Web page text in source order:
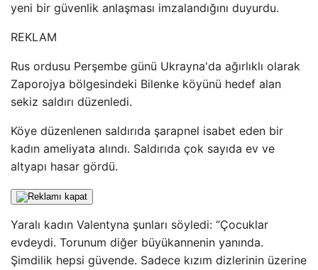
yeni bir güvenlik anlaşması imzalandığını duyurdu.
REKLAM
Rus ordusu Perşembe günü Ukrayna'da ağırlıklı olarak
Zaporojya bölgesindeki Bilenke köyünü hedef alan
sekiz saldırı düzenledi.
Köye düzenlenen saldırıda şarapnel isabet eden bir
kadın ameliyata alındı. Saldırıda çok sayıda ev ve
altyapı hasar gördü.
Yaralı kadın Valentyna şunları söyledi: “Çocuklar
evdeydi. Torunum diğer büyükannenin yanında.
Şimdilik hepsi güvende. Sadece kızım dizlerinin üzerine